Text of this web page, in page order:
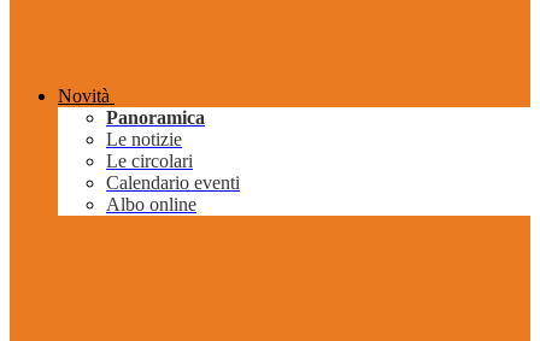
Novità
Panoramica
Le notizie
Le circolari
Calendario eventi
Albo online